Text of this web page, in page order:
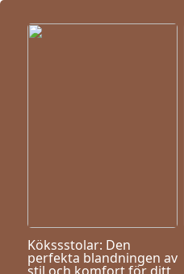
Kökssstolar: Den
perfekta blandningen av